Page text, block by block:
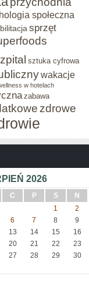
społeczna
sprzęt
sztuka cyfrowa
wakacje
w hotelach
zabawa
zdrowe
2026
C P S
N
1
2
6 7 8
9
13 14 15
16
20 21 22
23
27 28 29
30